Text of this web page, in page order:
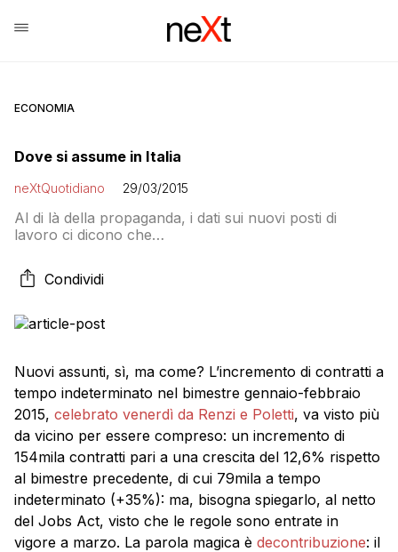
ECONOMIA
Dove si assume in Italia
neXtQuotidiano 29/03/2015
Al di là della propaganda, i dati sui nuovi posti di
lavoro ci dicono che…
Condividi
Nuovi assunti, sì, ma come? L’incremento di contratti a
tempo indeterminato nel bimestre gennaio-febbraio
2015, celebrato venerdì da Renzi e Poletti, va visto più
da vicino per essere compreso: un incremento di
154mila contratti pari a una crescita del 12,6% rispetto
al bimestre precedente, di cui 79mila a tempo
indeterminato (+35%): ma, bisogna spiegarlo, al netto
del Jobs Act, visto che le regole sono entrate in
vigore a marzo. La parola magica è decontribuzione: il